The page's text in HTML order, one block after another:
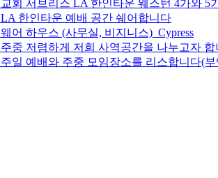
교회 서브리스 LA 한인타운 웨스턴 4가와 5
LA 한인타운 예배 공간 쉐어합니다
웨어 하우스 (사무실, 비지니스)_Cypress
주중 저렴하게 저희 사역공간을 나누고자
주일 예배와 주중 모임장소를 리스합니다(